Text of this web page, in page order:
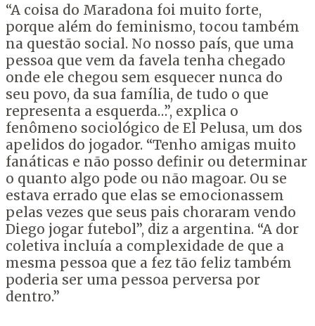
“A coisa do Maradona foi muito forte,
porque além do feminismo, tocou também
na questão social. No nosso país, que uma
pessoa que vem da favela tenha chegado
onde ele chegou sem esquecer nunca do
seu povo, da sua família, de tudo o que
representa a esquerda…”, explica o
fenômeno sociológico de El Pelusa, um dos
apelidos do jogador. “Tenho amigas muito
fanáticas e não posso definir ou determinar
o quanto algo pode ou não magoar. Ou se
estava errado que elas se emocionassem
pelas vezes que seus pais choraram vendo
Diego jogar futebol”, diz a argentina. “A dor
coletiva incluía a complexidade de que a
mesma pessoa que a fez tão feliz também
poderia ser uma pessoa perversa por
dentro.”